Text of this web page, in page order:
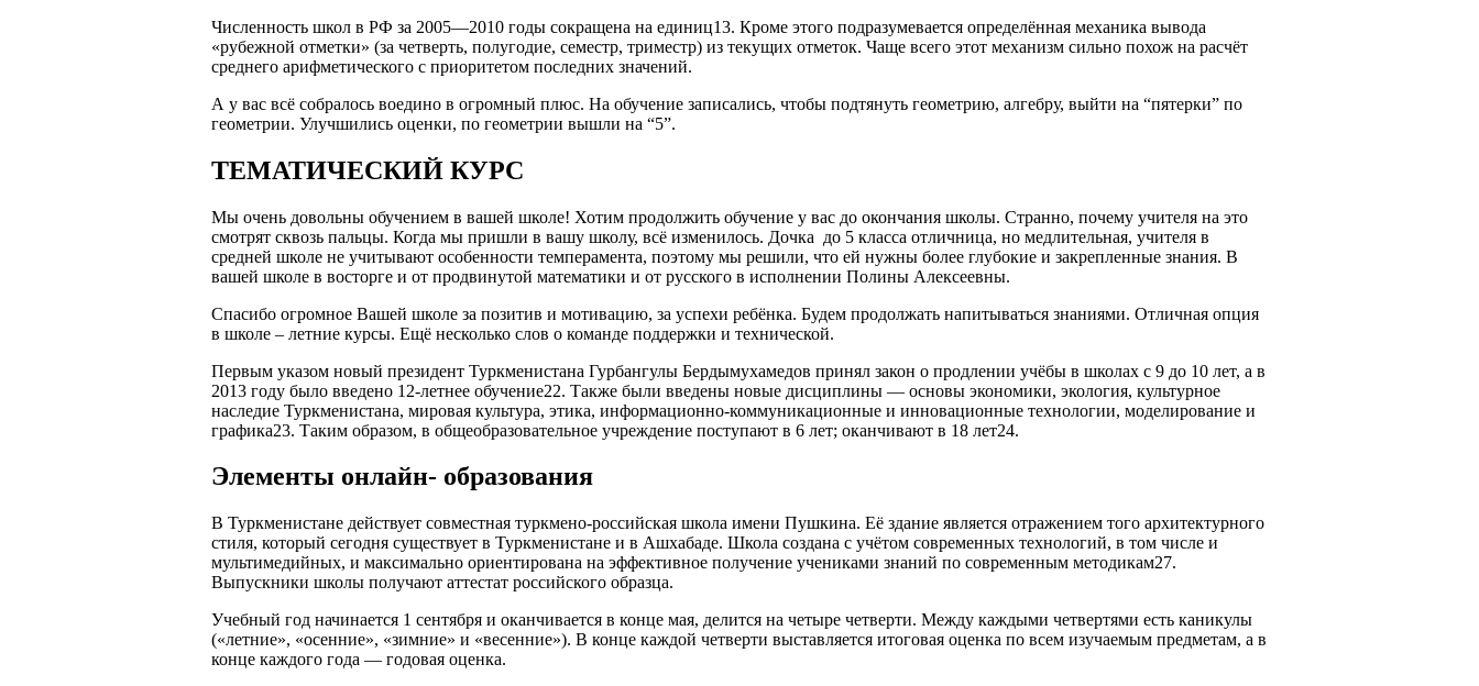
Численность школ в РФ за 2005—2010 годы сокращена на единиц13. Кроме этого подразумевается определённая механика вывода
«рубежной отметки» (за четверть, полугодие, семестр, триместр) из текущих отметок. Чаще всего этот механизм сильно похож на расчёт
среднего арифметического с приоритетом последних значений.
А у вас всё собралось воедино в огромный плюс. На обучение записались, чтобы подтянуть геометрию, алгебру, выйти на “пятерки” по
геометрии. Улучшились оценки, по геометрии вышли на “5”.
ТЕМАТИЧЕСКИЙ КУРС
Мы очень довольны обучением в вашей школе! Хотим продолжить обучение у вас до окончания школы. Странно, почему учителя на это
смотрят сквозь пальцы. Когда мы пришли в вашу школу, всё изменилось. Дочка до 5 класса отличница, но медлительная, учителя в
средней школе не учитывают особенности темперамента, поэтому мы решили, что ей нужны более глубокие и закрепленные знания. В
вашей школе в восторге и от продвинутой математики и от русского в исполнении Полины Алексеевны.
Спасибо огромное Вашей школе за позитив и мотивацию, за успехи ребёнка. Будем продолжать напитываться знаниями. Отличная опция
в школе – летние курсы. Ещё несколько слов о команде поддержки и технической.
Первым указом новый президент Туркменистана Гурбангулы Бердымухамедов принял закон о продлении учёбы в школах с 9 до 10 лет, а в
2013 году было введено 12-летнее обучение22. Также были введены новые дисциплины — основы экономики, экология, культурное
наследие Туркменистана, мировая культура, этика, информационно-коммуникационные и инновационные технологии, моделирование и
графика23. Таким образом, в общеобразовательное учреждение поступают в 6 лет; оканчивают в 18 лет24.
Элементы онлайн- образования
В Туркменистане действует совместная туркмено-российская школа имени Пушкина. Её здание является отражением того архитектурного
стиля, который сегодня существует в Туркменистане и в Ашхабаде. Школа создана с учётом современных технологий, в том числе и
мультимедийных, и максимально ориентирована на эффективное получение учениками знаний по современным методикам27.
Выпускники школы получают аттестат российского образца.
Учебный год начинается 1 сентября и оканчивается в конце мая, делится на четыре четверти. Между каждыми четвертями есть каникулы
(«летние», «осенние», «зимние» и «весенние»). В конце каждой четверти выставляется итоговая оценка по всем изучаемым предметам, а в
конце каждого года — годовая оценка.